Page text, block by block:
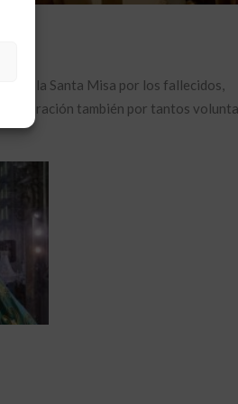
la Santa Misa por los fallecidos,
oración también por tantos